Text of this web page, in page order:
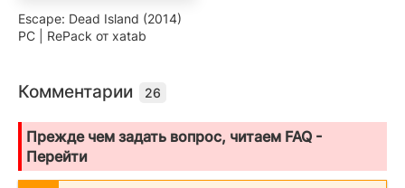
Escape: Dead Island (2014)
PC | RePack от xatab
Комментарии 26
Прежде чем задать вопрос, читаем FAQ -
Перейти